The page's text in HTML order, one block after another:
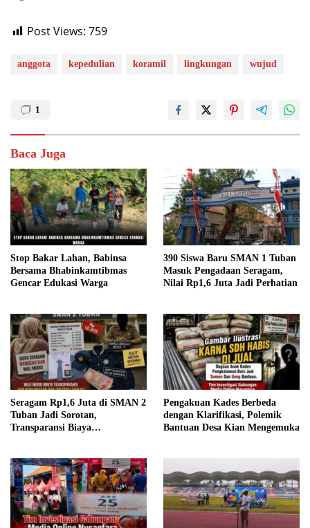
Post Views: 759
anggota kepedulian koramil lingkungan wujud
1
Baca Juga
Stop Bakar Lahan, Babinsa
Bersama Bhabinkamtibmas
Gencar Edukasi Warga
390 Siswa Baru SMAN 1 Tuban
Masuk Pengadaan Seragam,
Nilai Rp1,6 Juta Jadi Perhatian
Seragam Rp1,6 Juta di SMAN 2
Tuban Jadi Sorotan,
Transparansi Biaya
Pengakuan Kades Berbeda
dengan Klarifikasi, Polemik
Bantuan Desa Kian Mengemuka